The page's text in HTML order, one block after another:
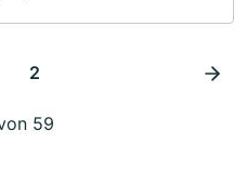
2
59